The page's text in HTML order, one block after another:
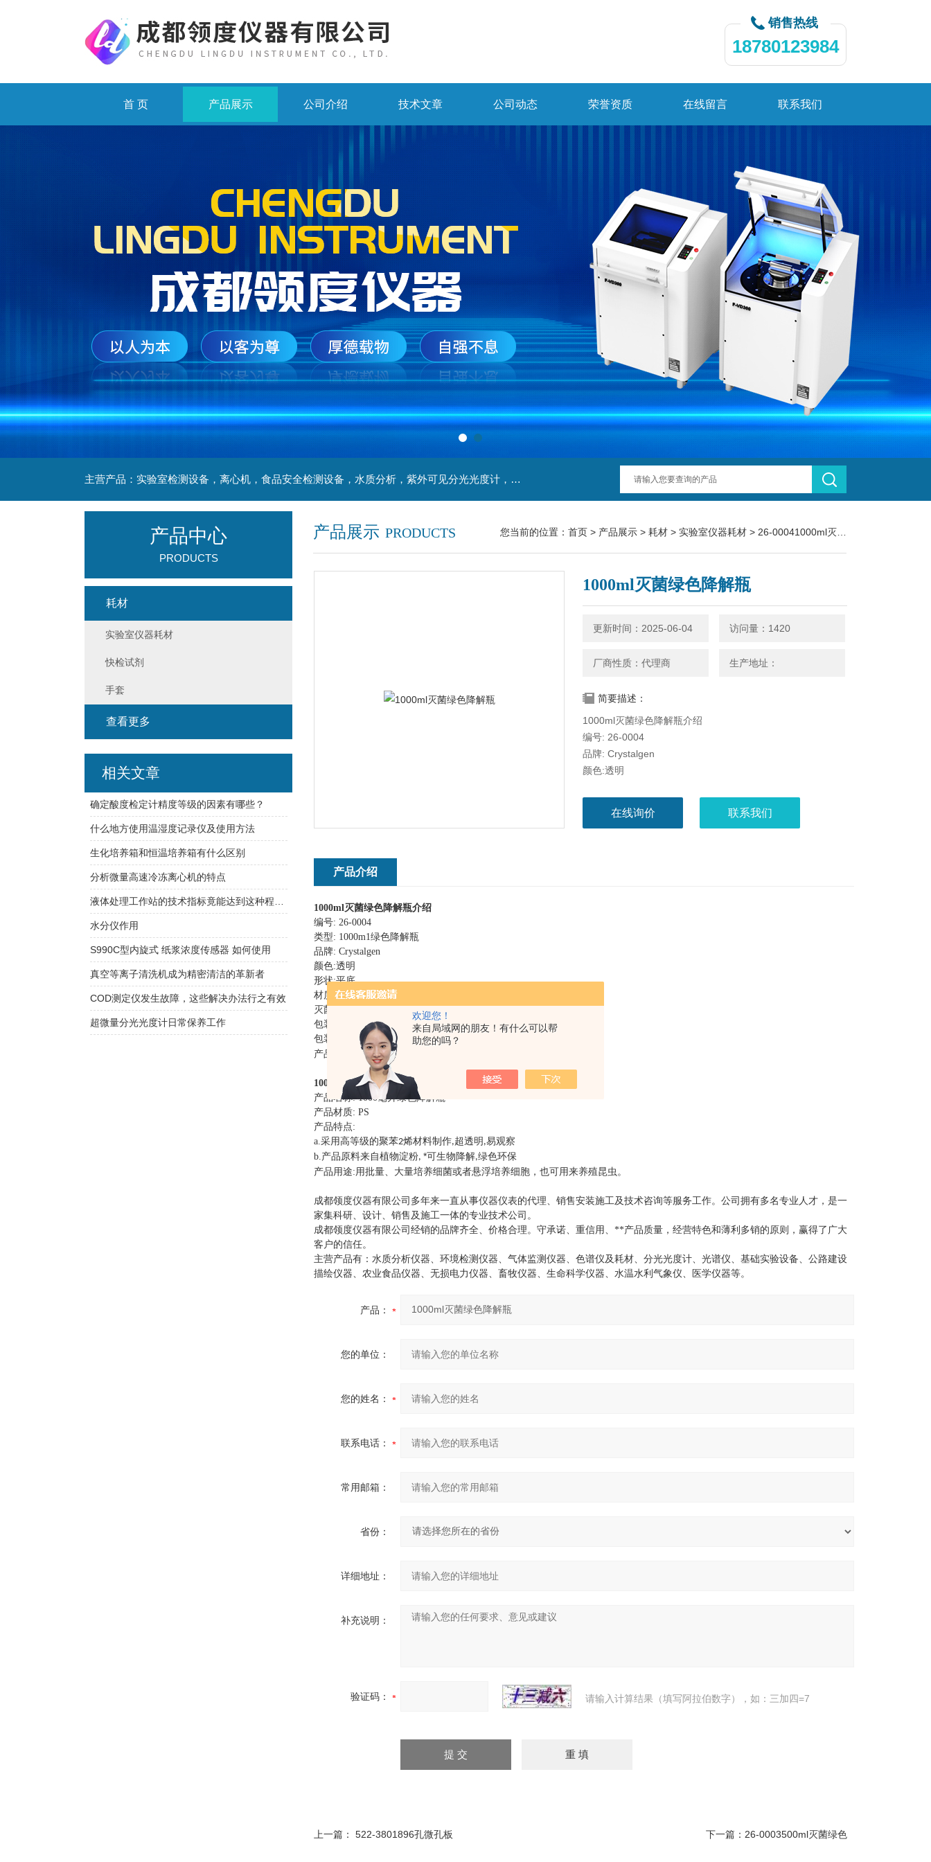
欢迎您！
来自局域网的朋友！有什么可以帮
助您的吗？
销售热线
18780123984
首 页 产品展示 公司介绍 技术文章 公司动态 荣誉资质 在线留言 联系我们
主营产品：实验室检测设备，离心机，食品安全检测设备，水质分析，紫外可见分光光度计，液氮罐，万分之一天平，离心机生物实验室工程，移液器
产品展示 PRODUCTS 您当前的位置： 首页 > 产品展示 > 耗材 > 实验室仪器耗材 > 26-00041000ml灭菌绿色降解瓶
1000ml灭菌绿色降解瓶
更新时间：2025-06-04 访问量：1420
厂商性质：代理商 生产地址：
简要描述：
1000ml灭菌绿色降解瓶介绍
编号: 26-0004
品牌: Crystalgen
颜色:透明
灭菌情况:灭菌
在线询价 联系我们
产品介绍
1000ml灭菌绿色降解瓶介绍
编号: 26-0004
类型: 1000m1绿色降解瓶
品牌: Crystalgen
颜色:透明
形状:平底
材质
: PS
灭菌情况
包装类型
单个灭菌包装
包装数里
: 6 个 /组， 2 /箱
产品描述
生物降解材料
1000ml灭菌绿色降解瓶
说明
产品名称: 1000 毫升绿色降解瓶
产品材质: PS
产品特点:
a.采用高等级的聚苯2烯材料制作,超透明 ,易观察
b.产品原料来自植物淀粉, *可生物降解,绿色环保
产品用途:用批量、大量培养细菌或者悬浮培养细胞，也可用来养殖昆虫。
成都领度仪器有限公司多年来一直从事仪器仪表的代理、销售安装施工及技术咨询等服务工作。公司拥有多名专业人才，是一
家集科研、设计、销售及施工一体的专业技术公司。
成都领度仪器有限公司经销的品牌齐全、价格合理。守承诺、重信用、 **产品质量，经营特色和薄利多销的原则，赢得了广大
客户的信任。
主营产品有：水质分析仪器、环境检测仪器、气体监测仪器、色谱仪及耗材、分光光度计、光谱仪、基础实验设备、公路建设
描绘仪器、农业食品仪器、无损电力仪器、畜牧仪器、生命科学仪器、水温水利气象仪、医学仪器等。
产品：
您的单位：
您的姓名：
联系电话：
常用邮箱：
省份：
详细地址：
补充说明：
验证码： 请输入计算结果（填写阿拉伯数字），如：三加四=7
上一篇： 522-3801896孔微孔板 下一篇： 26-0003500ml灭菌绿色
产品中心
PRODUCTS
耗材
实验室仪器耗材
快检试剂
手套
查看更多
相关文章
确定酸度检定计精度等级的因素有哪些？
什么地方使用温湿度记录仪及使用方法
生化培养箱和恒温培养箱有什么区别
分析微量高速冷冻离心机的特点
水分仪作用
S990C型内旋式 纸浆浓度传感器 如何使用
真空等离子清洗机成为精密清洁的革新者
COD测定仪发生故障，这些解决办法行之有效
超微量分光光度计日常保养工作